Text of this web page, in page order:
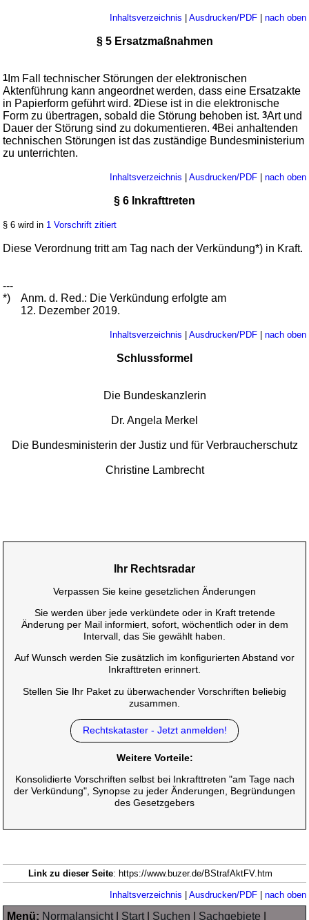
Inhaltsverzeichnis | Ausdrucken/PDF| nach oben
§ 5 Ersatzmaßnahmen
1 Im Fall technischer Störungen der elektronischen
Aktenführung kann angeordnet werden, dass eine Ersatzakte
in Papierform geführt wird.2Diese ist in die elektronische
Form zu übertragen, sobald die Störung behoben ist.3Art und
Dauer der Störung sind zu dokumentieren.4Bei anhaltenden
technischen Störungen ist das zuständige Bundesministerium
zu unterrichten.
Inhaltsverzeichnis | Ausdrucken/PDF| nach oben
§ 6 Inkrafttreten
§ 6 wird in 1 Vorschrift zitiert
Diese Verordnung tritt am Tag nach der Verkündung*) in Kraft.
---
*)
Anm. d. Red.: Die Verkündung erfolgte am
12. Dezember 2019.
Inhaltsverzeichnis | Ausdrucken/PDF| nach oben
Schlussformel
Die Bundeskanzlerin
Dr. Angela Merkel
Die Bundesministerin der Justiz und für Verbraucherschutz
Christine Lambrecht
Ihr Rechtsradar
Verpassen Sie keine gesetzlichen Änderungen
Sie werden über jede verkündete oder in Kraft tretende
Änderung per Mail informiert, sofort, wöchentlich oder in dem
Intervall, das Sie gewählt haben.
Auf Wunsch werden Sie zusätzlich im konfigurierten Abstand vor
Inkrafttreten erinnert.
Stellen Sie Ihr Paket zu überwachender Vorschriften beliebig
zusammen.
Rechtskataster - Jetzt anmelden!
Weitere Vorteile:
Konsolidierte Vorschriften selbst bei Inkrafttreten "am Tage nach
der Verkündung", Synopse zu jeder Änderungen, Begründungen
des Gesetzgebers
Link zu dieser Seite: https://www.buzer.de/BStrafAktFV.htm
Inhaltsverzeichnis Ausdrucken/PDF| nach oben
Menü: Normalansicht| Start| Suchen Sachgebiete